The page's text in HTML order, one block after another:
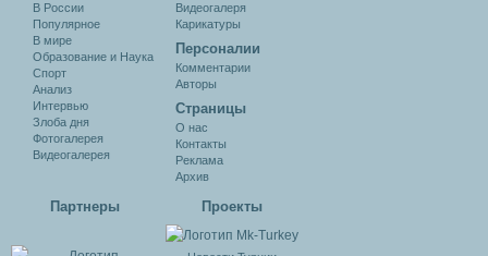
В России
Популярное
В мире
Образование и Наука
Спорт
Анализ
Интервью
Злоба дня
Фотогалерея
Видеогалерея
Видеогалеря
Карикатуры
Персоналии
Комментарии
Авторы
Cтраницы
О нас
Контакты
Реклама
Архив
Партнеры Проекты